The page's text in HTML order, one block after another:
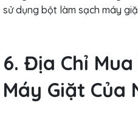
sử dụng bột làm sạch máy
6. Địa Chỉ
Máy Giặt Của